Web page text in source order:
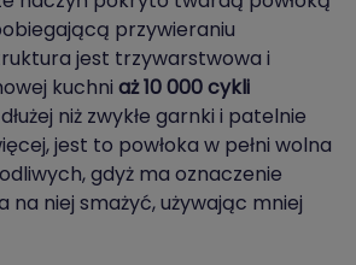
przywieraniu
jest trzywarstwowa i
kuchni aż 10 000 cykli
niż zwykłe garnki i patelnie
jest to powłoka w pełni wolna
gdyż ma oznaczenie
na niej smażyć, używając mniej